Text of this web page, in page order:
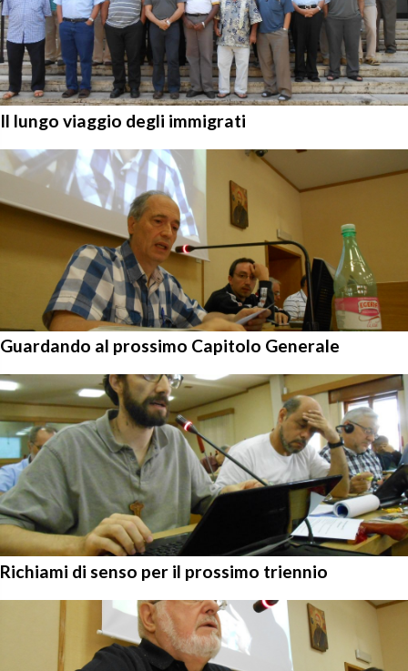
Il lungo viaggio degli immigrati
Guardando al prossimo Capitolo Generale
Richiami di senso per il prossimo triennio